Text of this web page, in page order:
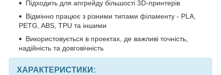
Підходить для апгрейду більшості 3D-принтерів
Відмінно працює з різними типами філаменту - PLA,
PETG, ABS, TPU та іншими
Використовується в проектах, де важливі точність,
надійність та довговічність
ХАРАКТЕРИСТИКИ: